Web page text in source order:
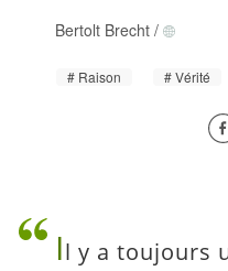
Bertolt Brecht /
Raison Vérité
Il y a toujours